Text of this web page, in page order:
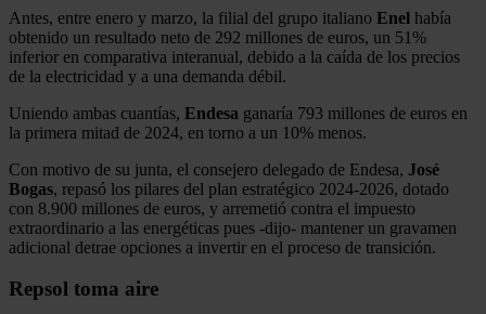
Antes, entre enero y marzo, la filial del grupo italiano Enel había
obtenido un resultado neto de 292 millones de euros, un 51%
inferior en comparativa interanual, debido a la caída de los precios
de la electricidad y a una demanda débil.
Uniendo ambas cuantías, Endesa ganaría 793 millones de euros en
la primera mitad de 2024, en torno a un 10% menos.
Con motivo de su junta, el consejero delegado de Endesa, José
Bogas, repasó los pilares del plan estratégico 2024-2026, dotado
con 8.900 millones de euros, y arremetió contra el impuesto
extraordinario a las energéticas pues -dijo- mantener un gravamen
adicional detrae opciones a invertir en el proceso de transición.
Repsol toma aire